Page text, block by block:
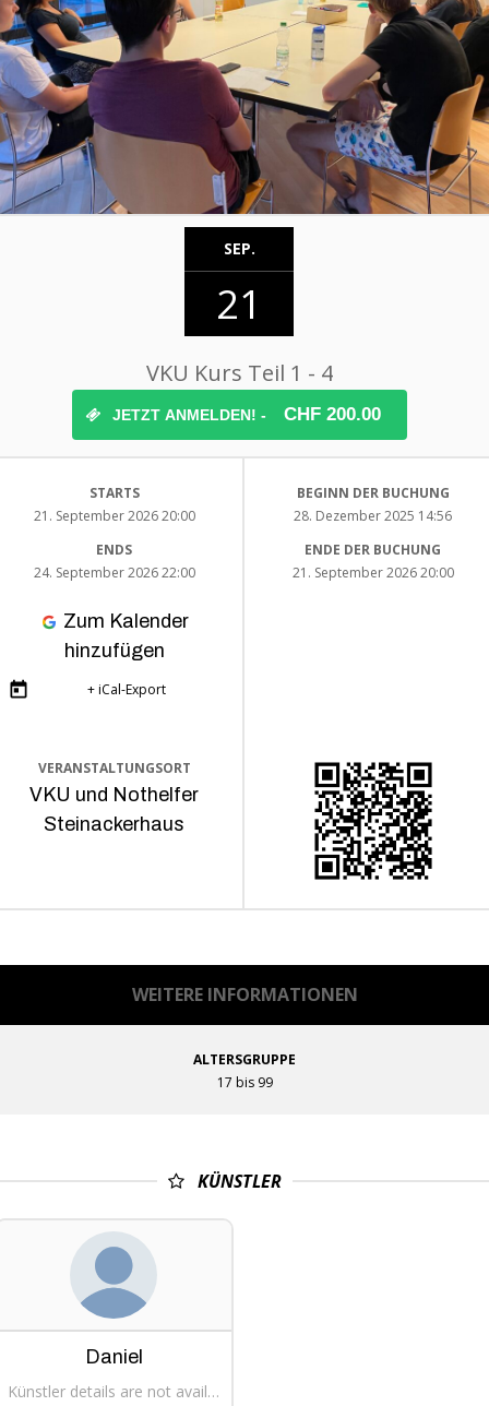
SEP.
21
VKU Kurs Teil 1 - 4
JETZT ANMELDEN! - CHF 200.00
STARTS
21. September 2026 20:00
ENDS
24. September 2026 22:00
Zum Kalender
hinzufügen
+ iCal-Export
BEGINN DER BUCHUNG
28. Dezember 2025 14:56
ENDE DER BUCHUNG
21. September 2026 20:00
VERANSTALTUNGSORT
VKU und Nothelfer
Steinackerhaus
WEITERE INFORMATIONEN
ALTERSGRUPPE
17 bis 99
KÜNSTLER
Daniel
Künstler details are not available